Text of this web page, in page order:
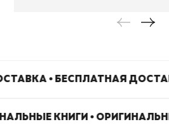
• БЕСПЛАТНАЯ
КНИГИ •